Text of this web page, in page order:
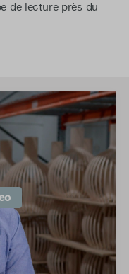
de lecture près du